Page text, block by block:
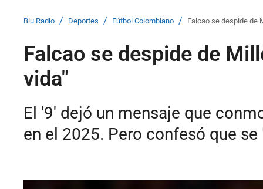
Blu Radio / Deportes / Fútbol Colombiano / Falcao se despide de
Falcao se despide de
vida"
El '9' dejó un mensaje que
en el 2025. Pero confesó que